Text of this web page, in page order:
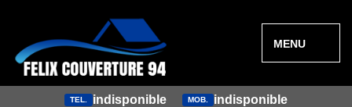
MENU
TEL. indisponible MOB. indisponible